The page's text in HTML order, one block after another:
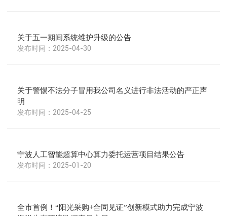
关于五一期间系统维护升级的公告
2025-04-30
关于警惕不法分子冒用我公司名义进行非法活动的严正声
明
2025-04-25
宁波人工智能超算中心算力委托运营项目结果公告
2025-01-20
全市首例！“阳光采购+合同见证”创新模式助力完成宁波